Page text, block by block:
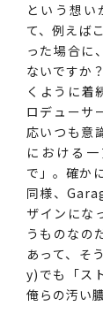
という想い
て、例えば
った場合に
ないですか
くように着
ロデューサ
応いつも意
における
で」。確か
同様、
ザインにな
うものなの
あって、そ
y)でも「ス
俺らの汚い